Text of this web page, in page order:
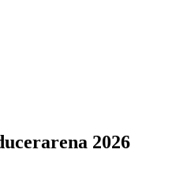
na 2026